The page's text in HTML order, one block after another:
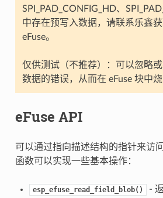
SPI_PAD_CONFIG_HD、
中存在预写入数据，请联系乐鑫
eFuse。
仅供测试（不推荐）：可以忽略
数据的错误，从而在 eFuse 块中烧
eFuse API
可以通过指向描述结构的指针来访
函数可以实现一些基本操作：
esp_efuse_read_field_blob()
-